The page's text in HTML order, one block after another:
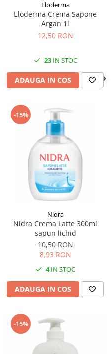
Eloderma
Eloderma Crema Sapone
Argan 1l
12,50 RON
23IN STOC
ADAUGA IN COS
-15%
Nidra
Nidra Crema Latte 300ml
sapun lichid
10,50 RON
8,93 RON
4IN STOC
ADAUGA IN COS
-15%